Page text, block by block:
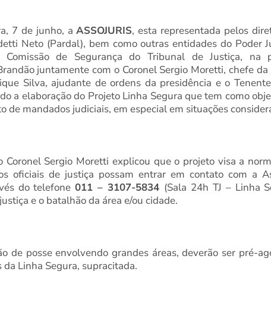
7 de junho, aASSOJURIS, esta representada pelos
Neto (Pardal), bem como outras entidades do Poder
Comissão de Segurança do Tribunal de Justiça, na
juntamente com o Coronel Sergio Moretti, chefe
Silva, ajudante de ordens da presidência e o
a elaboração do Projeto Linha Segura que tem como
de mandados judiciais, em especial em situações
Coronel Sergio Moretti explicou que o projeto visa a
oficiais de justiça possam entrar em contato com a
do telefone011 – 3107-5834 (Sala 24h TJ – Linha
e o batalhão da área e/ou cidade.
de posse envolvendo grandes áreas, deverão ser pré-
Linha Segura, supracitada.